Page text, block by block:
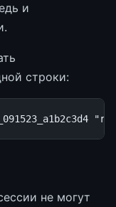
и
строки:
не могут